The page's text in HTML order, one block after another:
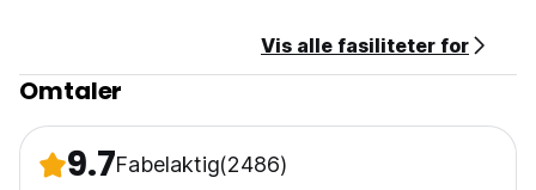
- Uteblivelse: 100 % av total booking
4. Vi aksepterer kun betaling med kontanter
5. Kontortid: 08.00 til 22.00
7. Vennligst informer oss for sene eller tidlige ankomster via
e-post. (Auto-translated from original language)
Vis alle fasiliteter for
Omtaler
9.7Fabelaktig(2486)